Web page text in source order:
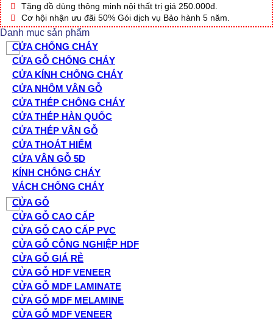
Tặng đồ dùng thông minh nội thất trị giá 250.000đ.
Cơ hội nhận ưu đãi 50% Gói dịch vụ Bảo hành 5 năm.
Danh mục sản phẩm
CỬA CHỐNG CHÁY
CỬA GỖ CHỐNG CHÁY
CỬA KÍNH CHỐNG CHÁY
CỬA NHÔM VÂN GỖ
CỬA THÉP CHỐNG CHÁY
CỬA THÉP HÀN QUỐC
CỬA THÉP VÂN GỖ
CỬA THOÁT HIỂM
CỬA VÂN GỖ 5D
KÍNH CHỐNG CHÁY
VÁCH CHỐNG CHÁY
CỬA GỖ
CỬA GỖ CAO CẤP
CỬA GỖ CAO CẤP PVC
CỬA GỖ CÔNG NGHIỆP HDF
CỬA GỖ GIÁ RẺ
CỬA GỖ HDF VENEER
CỬA GỖ MDF LAMINATE
CỬA GỖ MDF MELAMINE
CỬA GỖ MDF VENEER